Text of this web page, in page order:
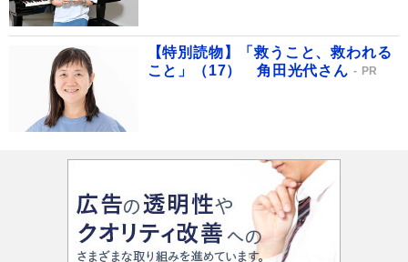
【特別読物】「救うこと、救われる
こと」（17） 角田光代さん
PR